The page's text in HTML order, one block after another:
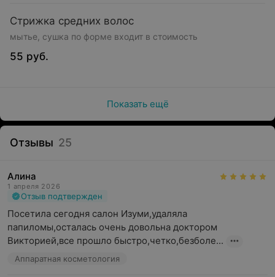
Стрижка средних волос
мытье, сушка по форме входит в стоимость
55 руб.
Показать ещё
Отзывы 25
Алина
1 апреля 2026
Отзыв подтвержден
Посетила сегодня салон Изуми,удаляла
папиломы,осталась очень довольна доктором
Викторией,все прошло быстро,четко,безболе...
Аппаратная косметология